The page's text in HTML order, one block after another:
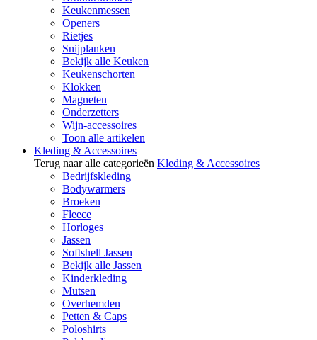
Keukenmessen
Openers
Rietjes
Snijplanken
Bekijk alle Keuken
Keukenschorten
Klokken
Magneten
Onderzetters
Wijn-accessoires
Toon alle artikelen
Kleding & Accessoires
Terug naar alle categorieën Kleding & Accessoires
Bedrijfskleding
Bodywarmers
Broeken
Fleece
Horloges
Jassen
Softshell Jassen
Bekijk alle Jassen
Kinderkleding
Mutsen
Overhemden
Petten & Caps
Poloshirts